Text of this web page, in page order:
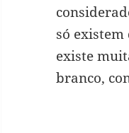
só
existe
branco,